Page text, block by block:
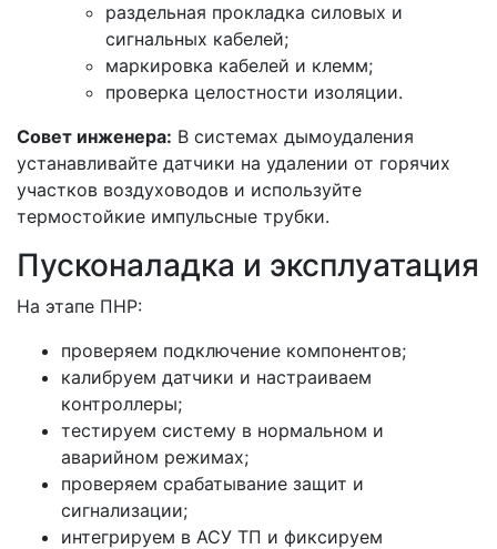
раздельная прокладка силовых и
сигнальных кабелей;
маркировка кабелей и клемм;
проверка целостности изоляции.
Совет инженера: В системах дымоудаления
устанавливайте датчики на удалении от горячих
участков воздуховодов и используйте
термостойкие импульсные трубки.
Пусконаладка и эксплуатация
На этапе ПНР:
проверяем подключение компонентов;
калибруем датчики и настраиваем
контроллеры;
тестируем систему в нормальном и
аварийном режимах;
проверяем срабатывание защит и
сигнализации;
интегрируем в АСУ ТП и фиксируем